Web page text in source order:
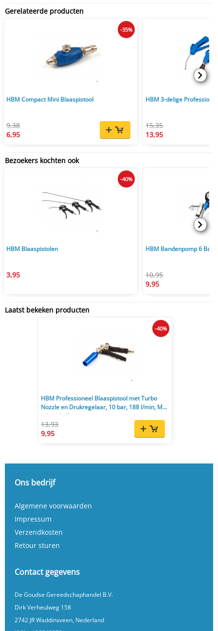
Gerelateerde producten
HBM Compact Mini Blaaspistool
9,38
6,95
-35%
HBM 3-delige
15,35
13,95
Bezoekers kochten ook
HBM Blaaspistolen
3,95
-40%
HBM Bandenpomp 6 Bar
10,95
9,95
Laatst bekeken producten
HBM Professioneel Blaaspistool met Turbo
Nozzle en Drukregelaar, 10 bar, 188 l/min, M12
x 1, 110 dB
13,93
9,95
-40%
Ons bedrijf
Algemene voorwaarden
Impressum
Verzendkosten
Retour sturen
Contact gegevens
De Goudse Gereedschaphandel B.V.
Dirk Verheulweg 158
2742 JR Waddinxveen, Nederland